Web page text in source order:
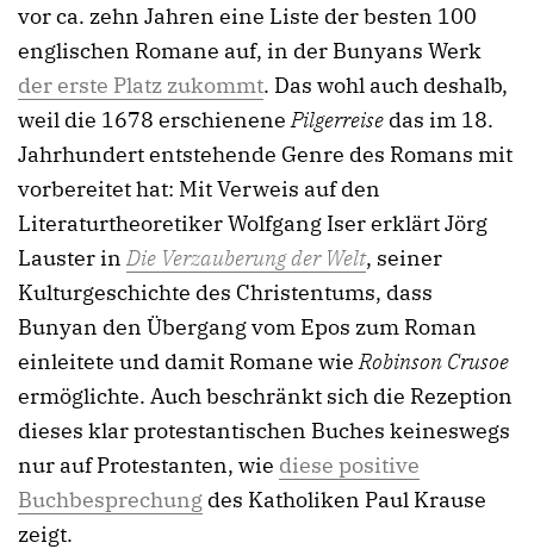
vor ca. zehn Jahren eine Liste der besten 100
englischen Romane auf, in der Bunyans Werk
der erste Platz zukommt. Das wohl auch deshalb,
weil die 1678 erschienenePilgerreise das im 18.
Jahrhundert entstehende Genre des Romans mit
vorbereitet hat: Mit Verweis auf den
Literaturtheoretiker Wolfgang Iser erklärt Jörg
Lauster inDie Verzauberung der Welt, seiner
Kulturgeschichte des Christentums, dass
Bunyan den Übergang vom Epos zum Roman
einleitete und damit Romane wieRobinson Crusoe
ermöglichte. Auch beschränkt sich die Rezeption
dieses klar protestantischen Buches keineswegs
nur auf Protestanten, wie diese positive
Buchbesprechung des Katholiken Paul Krause
zeigt.